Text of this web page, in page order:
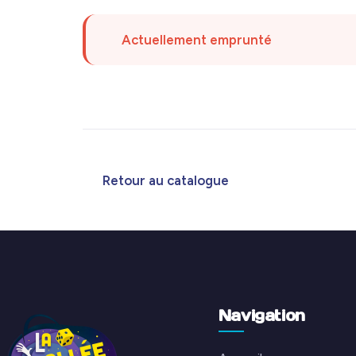
Actuellement emprunté
Retour au catalogue
Navigation